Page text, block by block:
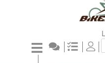
+++ 5% Rabatt auf